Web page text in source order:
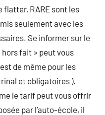
flatter, RARE sont les
seulement avec les
Se informer sur le
fait » peut vous
de même pour les
et obligatoires ).
le tarif peut vous offrir
par l’auto-école, il